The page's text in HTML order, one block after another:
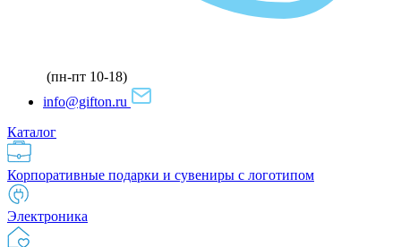
(пн-пт 10-18)
info@gifton.ru
Каталог
Корпоративные подарки и сувениры с логотипом
Электроника